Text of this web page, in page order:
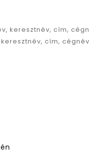
keresztnév, cím,
cím,